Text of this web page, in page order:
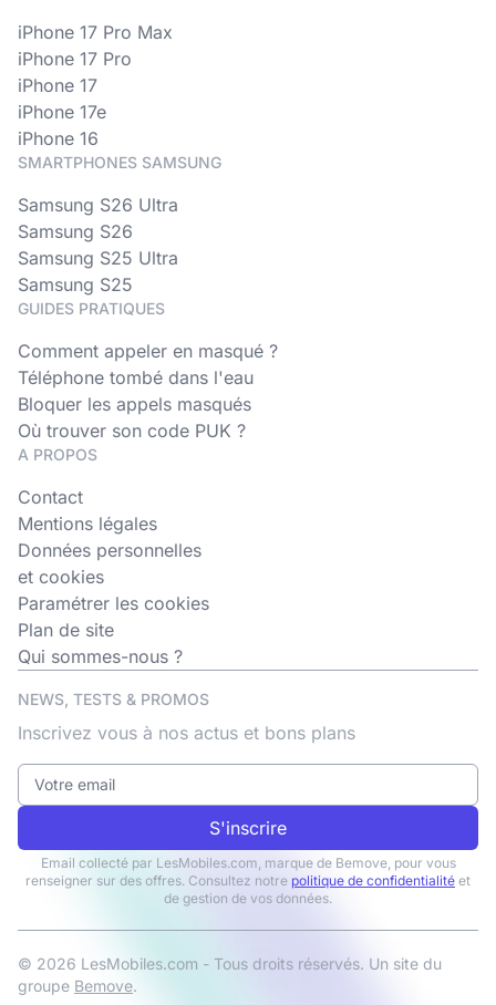
iPhone 17 Pro Max
iPhone 17 Pro
iPhone 17
iPhone 17e
iPhone 16
SMARTPHONES SAMSUNG
Samsung S26 Ultra
Samsung S26
Samsung S25 Ultra
Samsung S25
GUIDES PRATIQUES
Comment appeler en masqué ?
Téléphone tombé dans l'eau
Bloquer les appels masqués
Où trouver son code PUK ?
A PROPOS
Contact
Mentions légales
Données personnelles
et cookies
Paramétrer les cookies
Plan de site
Qui sommes-nous ?
NEWS, TESTS & PROMOS
Inscrivez vous à nos actus et bons plans
S'inscrire
Email collecté par LesMobiles.com, marque de Bemove, pour vous
renseigner sur des offres. Consultez notre politique de confidentialité et
de gestion de vos données.
© 2026 LesMobiles.com - Tous droits réservés. Un site du
groupe Bemove.